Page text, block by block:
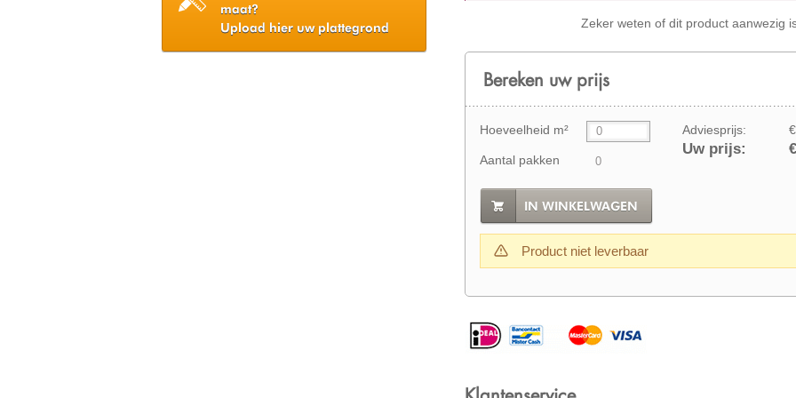
maat?
Upload hier uw plattegrond
Zeker weten of dit product aanwezig
Bereken uw prijs
Hoeveelheid m²
Aantal pakken
Adviesprijs:
Uw prijs:
IN WINKELWAGEN
Product niet leverbaar